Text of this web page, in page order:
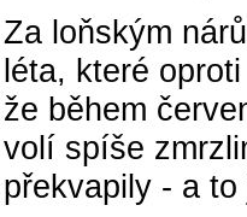
Za loňským
léta, které
že během
volí spíše
překvapily - a